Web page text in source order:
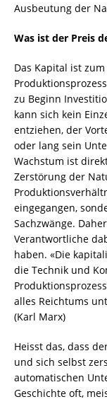
Ausbeutung der
Was ist der Preis
Das Kapital ist
zu Beginn
kann sich kein
entziehen, der
oder lang sein
Wachstum ist
Zerstörung der
eingegangen,
Sachzwänge.
Verantwortliche
haben. «Die
die Technik und
alles Reichtums
(Karl Marx)
Heisst das, dass
und sich selbst
automatischen
Geschichte oft,